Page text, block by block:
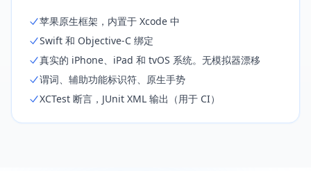
苹果原生框架，内置于 Xcode 中
Swift 和 Objective-C 绑定
真实的 iPhone、iPad 和 tvOS 系统。无模拟器漂移
谓词、辅助功能标识符、原生手势
XCTest 断言，JUnit XML 输出（用于 CI）